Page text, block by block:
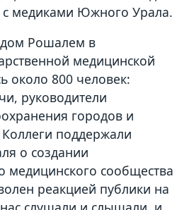
с медиками Южного Урала.
Рошалем в
медицинской
около 800 человек:
руководители
городов и
поддержали
о создании
медицинского сообщества
реакцией публики на